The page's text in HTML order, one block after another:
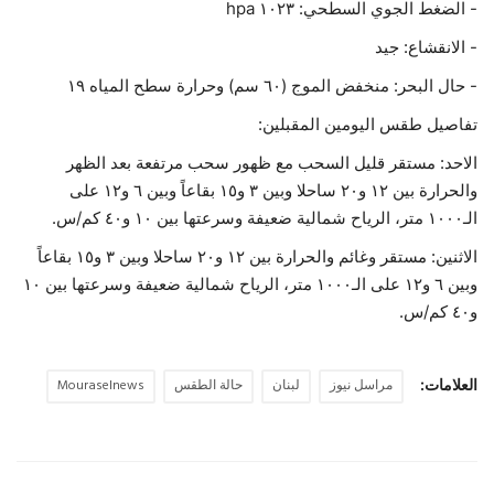
- الضغط الجوي السطحي: ١٠٢٣ hpa
- الانقشاع: جيد
- حال البحر: منخفض الموج (٦٠ سم) وحرارة سطح المياه ١٩
تفاصيل طقس اليومين المقبلين:
الاحد: مستقر قليل السحب مع ظهور سحب مرتفعة بعد الظهر
والحرارة بين ١٢ و٢٠ ساحلا وبين ٣ و١٥ بقاعاً وبين ٦ و١٢ على
الـ١٠٠٠ متر، الرياح شمالية ضعيفة وسرعتها بين ١٠ و٤٠ كم/س.
الاثنين: مستقر وغائم والحرارة بين ١٢ و٢٠ ساحلا وبين ٣ و١٥ بقاعاً
وبين ٦ و١٢ على الـ١٠٠٠ متر، الرياح شمالية ضعيفة وسرعتها بين ١٠
و٤٠ كم/س.
العلامات: مراسل نيوز لبنان حالة الطقس Mouraselnews